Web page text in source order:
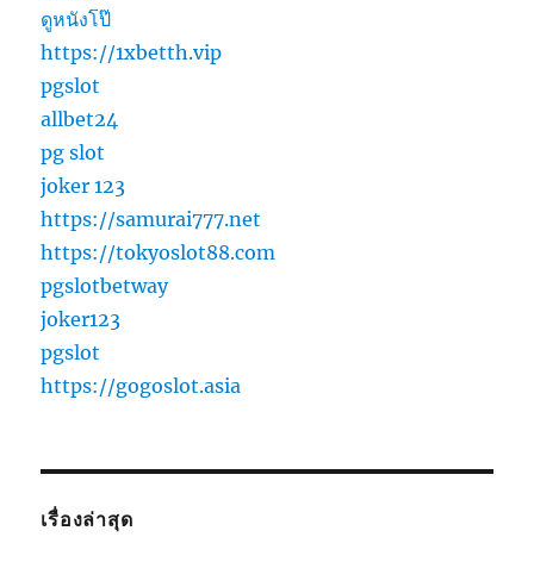
ดูหนังโป๊
https://1xbetth.vip
pgslot
allbet24
pg slot
joker 123
https://samurai777.net
https://tokyoslot88.com
pgslotbetway
joker123
pgslot
https://gogoslot.asia
เรื่องล่าสุด